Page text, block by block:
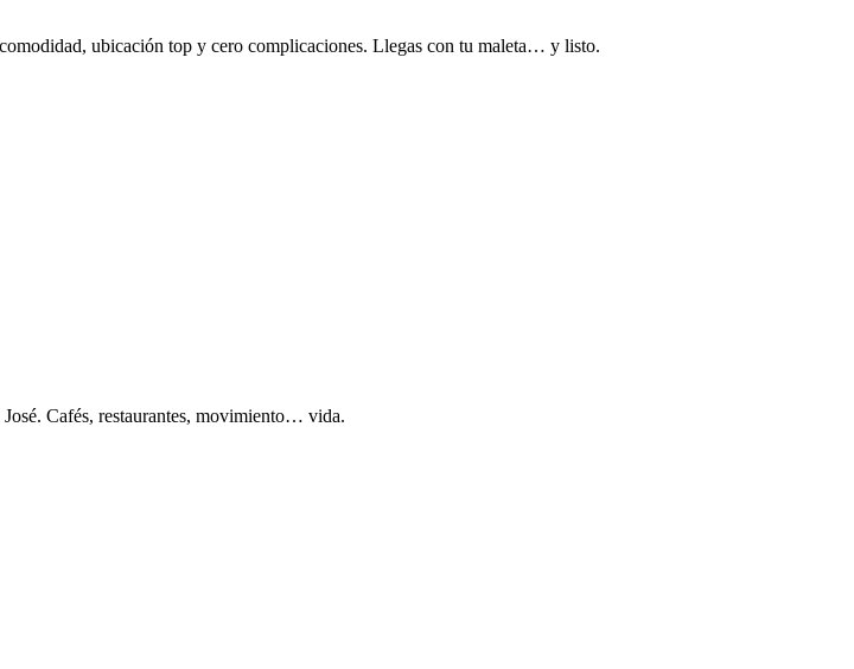
ubicación top y cero complicaciones. Llegas con tu maleta… y listo.
Cafés, restaurantes, movimiento… vida.